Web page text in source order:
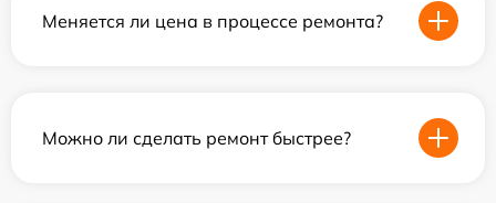
Меняется ли цена в процессе ремонта?
Можно ли сделать ремонт быстрее?